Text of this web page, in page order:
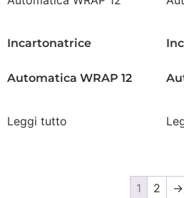
Incartonatrice
Automatica WRAP 12
Leggi tutto
1 2 →